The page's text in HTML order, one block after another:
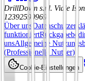
DrillDown s.r.l. Viale
12392590969
Über uns
funktioniert
unsAllgemeine
(Professionelle Nutzer)
Cookie-Einstellungen